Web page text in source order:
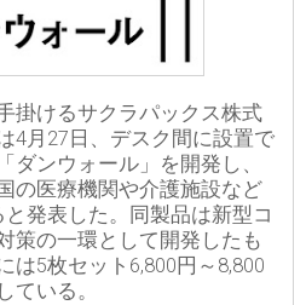
掛けるサクラパックス株式
4月27日、デスク間に設置で
ダンウォール」を開発し、
の医療機関や介護施設など
発表した。同製品は新型コ
策の一環として開発したも
は5枚セット6,800円～8,800
ている。